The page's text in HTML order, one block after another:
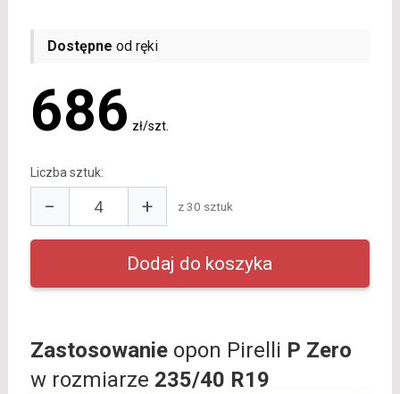
Dostępne od ręki
686 zł/szt.
Liczba sztuk:
− + z 30 sztuk
Zastosowanieopon Pirelli P Zero
w rozmiarze 235/40 R19